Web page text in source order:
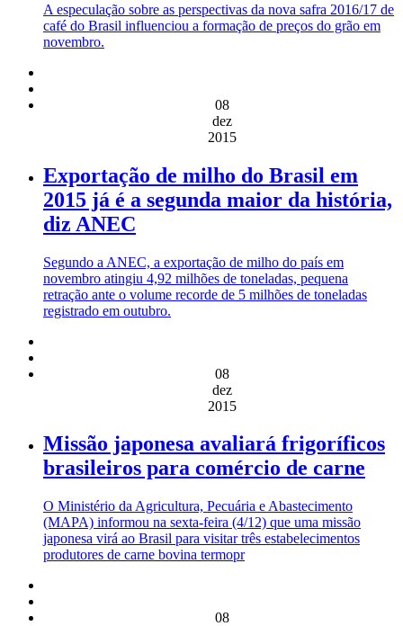
A especulação sobre as perspectivas da nova safra 2016/17 de
café do Brasil influenciou a formação de preços do grão em
novembro.
08
dez
2015
Exportação de milho do Brasil em
2015 já é a segunda maior da história,
diz ANEC
Segundo a ANEC, a exportação de milho do país em
novembro atingiu 4,92 milhões de toneladas, pequena
retração ante o volume recorde de 5 milhões de toneladas
registrado em outubro.
08
dez
2015
Missão japonesa avaliará frigoríficos
brasileiros para comércio de carne
O Ministério da Agricultura, Pecuária e Abastecimento
(MAPA) informou na sexta-feira (4/12) que uma missão
japonesa virá ao Brasil para visitar três estabelecimentos
produtores de carne bovina termopr
08